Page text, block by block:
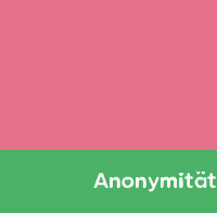
Anonymität